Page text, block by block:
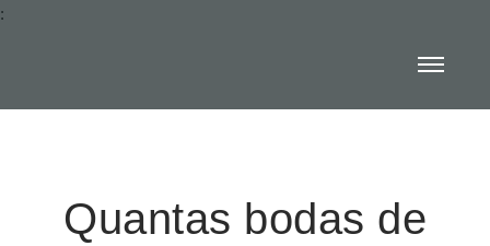
:
Quantas bodas de